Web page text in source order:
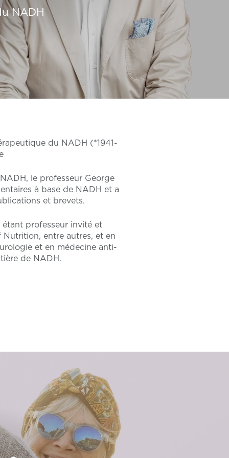
NADH
du NADH (*1941-
le professeur George
à base de NADH et a
et brevets.
professeur invité et
entre autres, et en
et en médecine anti-
de NADH.